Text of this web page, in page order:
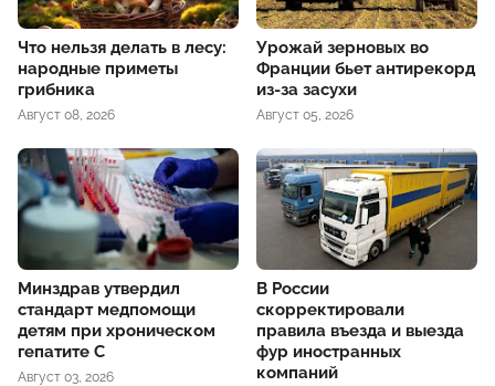
Что нельзя делать в лесу:
народные приметы
грибника
Август 08, 2026
Урожай зерновых во
Франции бьет антирекорд
из-за засухи
Август 05, 2026
Минздрав утвердил
стандарт медпомощи
детям при хроническом
гепатите С
Август 03, 2026
В России
скорректировали
правила въезда и выезда
фур иностранных
компаний